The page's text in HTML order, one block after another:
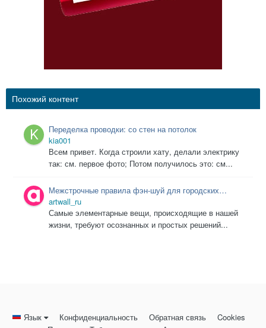
Похожий контент
Переделка проводки: со стен на потолок
kia001
Всем привет. Когда строили хату, делали электрику
так: см. первое фото; Потом получилось это: см...
Межстрочные правила фэн-шуй для городских
квартир
artwall_ru
Самые элементарные вещи, происходящие в нашей
жизни, требуют осознанных и простых решений...
Язык Конфиденциальность Обратная связь
Cookies